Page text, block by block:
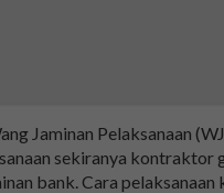
Jaminan Pelaksanaan
sekiranya kontraktor
bank. Cara